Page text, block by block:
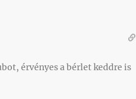
érvényes a bérlet keddre is